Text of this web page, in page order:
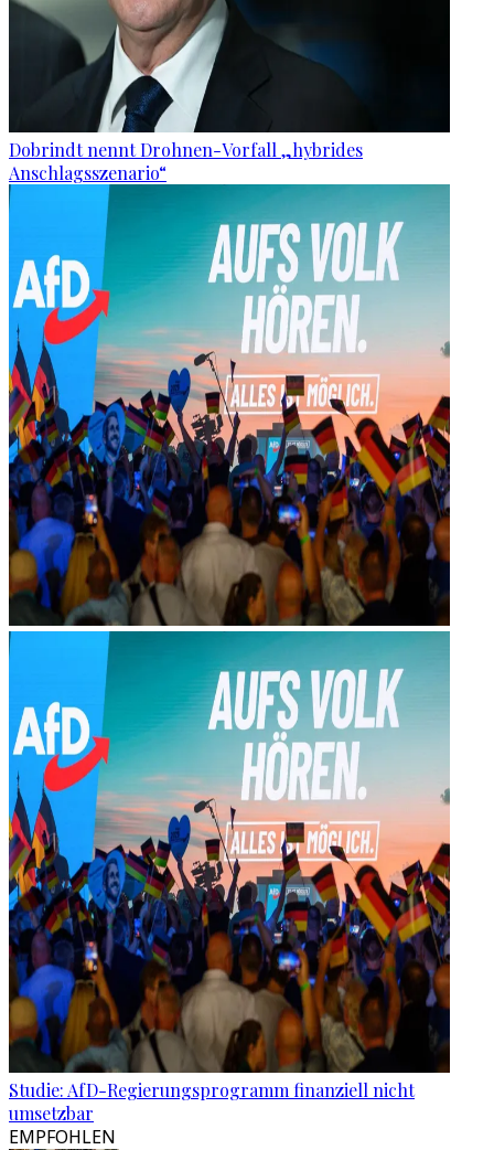
Dobrindt nennt Drohnen-Vorfall „hybrides
Anschlagsszenario“
Studie: AfD-Regierungsprogramm finanziell nicht
umsetzbar
EMPFOHLEN